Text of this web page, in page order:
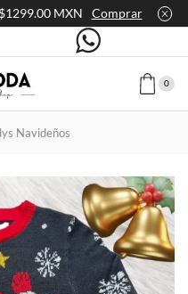
MXN Comprar
0
Navideños